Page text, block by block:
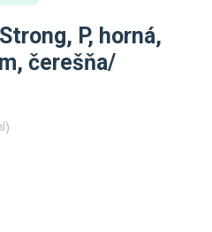
P, horná,
čerešňa/